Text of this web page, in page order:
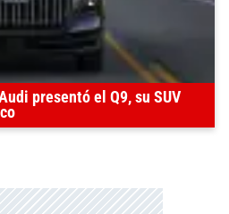
presentó el Q9, su SUV